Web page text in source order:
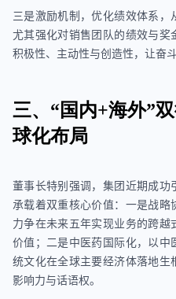
三是激励机制，优化绩效体系，
尤其强化对销售团队的绩效与奖
积极性、主动性与创造性，让奋
三、“国内+海外”
球化布局
董事长特别强调，集团近期成功
承载着双重核心价值：一是战略
力争在未来五年实现业务的跨越
价值；二是中医药国际化，以中
统文化在全球主要经济体落地生
影响力与话语权。